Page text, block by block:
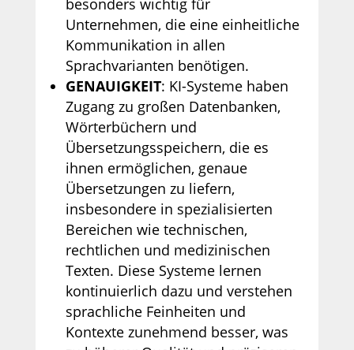
besonders wichtig für
Unternehmen, die eine einheitliche
Kommunikation in allen
Sprachvarianten benötigen.
GENAUIGKEIT: KI-Systeme haben
Zugang zu großen Datenbanken,
Wörterbüchern und
Übersetzungsspeichern, die es
ihnen ermöglichen, genaue
Übersetzungen zu liefern,
insbesondere in spezialisierten
Bereichen wie technischen,
rechtlichen und medizinischen
Texten. Diese Systeme lernen
kontinuierlich dazu und verstehen
sprachliche Feinheiten und
Kontexte zunehmend besser, was